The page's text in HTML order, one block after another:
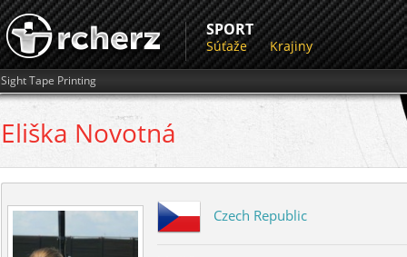
SPORT
Súťaže Krajiny
Sight Tape Printing
Eliška Novotná
Czech Republic